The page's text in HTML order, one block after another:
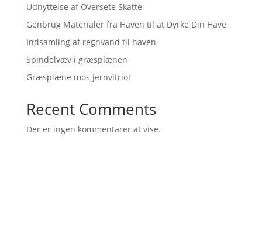
Udnyttelse af Oversete Skatte
Genbrug Materialer fra Haven til at Dyrke Din Have
Indsamling af regnvand til haven
Spindelvæv i græsplænen
Græsplæne mos jernvitriol
Recent Comments
Der er ingen kommentarer at vise.